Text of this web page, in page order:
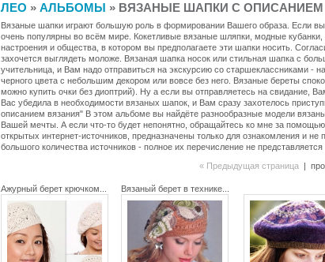
ЛЕО » АЛЬБОМЫ » ВЯЗАНЫЕ ШАПКИ С ОПИСАНИЕМ
Вязаные шапки играют большую роль в формировании Вашего образа. Если
очень популярны во всём мире. Кокетливые вязаные шляпки, модные
настроения и общества, в котором вы предполагаете эти шапки носить.
захочется выглядеть моложе. Вязаная шапка носок или стильная шапка с
учительница, и Вам надо отправиться на экскурсию со старшеклассниками -
черного цвета с небольшим декором или вовсе без него. Вязаные береты
можно купить очки без диоптрий). Ну а если вы отправляетесь на
Вас убедила в необходимости вязаных шапок, и Вам сразу захотелось
описанием вязания" В этом альбоме вы найдёте разнообразные модели
Вашей мечты. А если что-то будет непонятно, обращайтесь ко мне за
открытых интернет-источников, предназначены только для ознакомления и
большого количества источников - полное их перечисление не
« Предыдущая страница|
Ажурный берет крючком... Вязаный берет в технике...